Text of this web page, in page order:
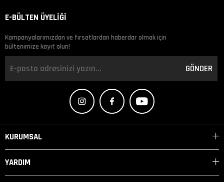
E-BÜLTEN ÜYELİĞİ
Kampanyalarımızdan ve fırsatlardan haberdar olmak için
bültenimize kayıt olun!
GÖNDER
KURUMSAL
YARDIM